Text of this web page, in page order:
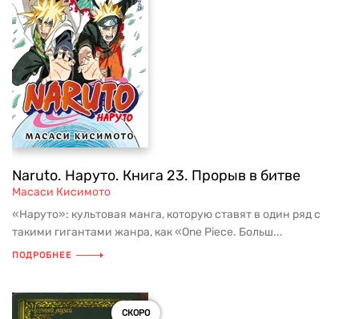
Naruto. Наруто. Книга 23. Прорыв в битве
Масаси Кисимото
«Наруто»: культовая манга, которую ставят в один ряд с
такими гигантами жанра, как «One Piece. Больш...
ПОДРОБНЕЕ
СКОРО